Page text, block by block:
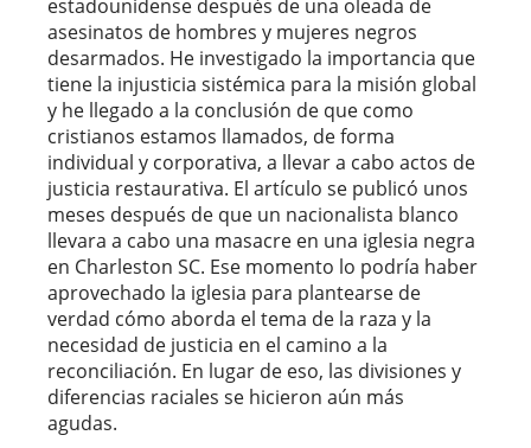
estadounidense después de una oleada de
asesinatos de hombres y mujeres negros
desarmados. He investigado la importancia que
tiene la injusticia sistémica para la misión global
y he llegado a la conclusión de que como
cristianos estamos llamados, de forma
individual y corporativa, a llevar a cabo actos de
justicia restaurativa. El artículo se publicó unos
meses después de que un nacionalista blanco
llevara a cabo una masacre en una iglesia negra
en Charleston SC. Ese momento lo podría haber
aprovechado la iglesia para plantearse de
verdad cómo aborda el tema de la raza y la
necesidad de justicia en el camino a la
reconciliación. En lugar de eso, las divisiones y
diferencias raciales se hicieron aún más
agudas.